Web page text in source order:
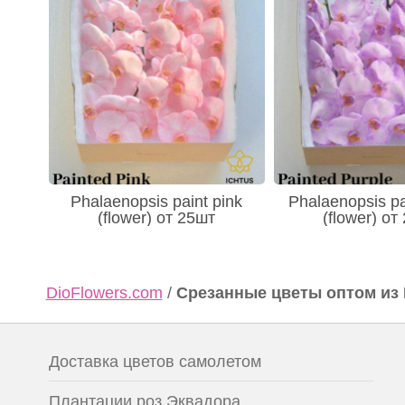
Phalaenopsis paint pink
(flower) от 25шт
Phalaenopsis
(flower) от
DioFlowers.com / Срезанные цветы оптом из
Доставка цветов самолетом
Плантации роз Эквадора